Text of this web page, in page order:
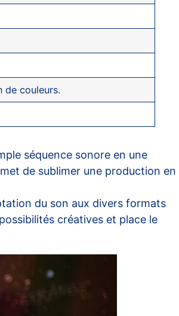
de couleurs.
séquence sonore en une
de sublimer une production en
du son aux divers formats
créatives et place le